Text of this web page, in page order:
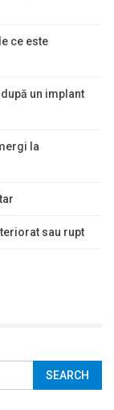
ce este
un implant
la
sau rupt